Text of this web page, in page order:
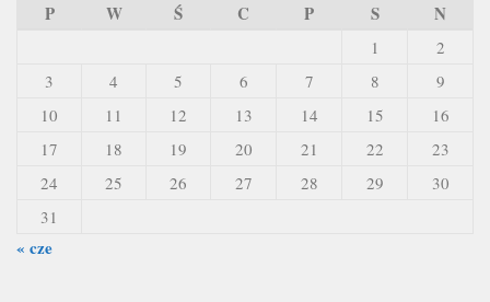
P W Ś C P S N
1
2
3
4 5 6 7 8
9
10
11 12 13 14 15
16
17
18 19 20 21 22
23
24
25 26 27 28 29
30
31
« cze